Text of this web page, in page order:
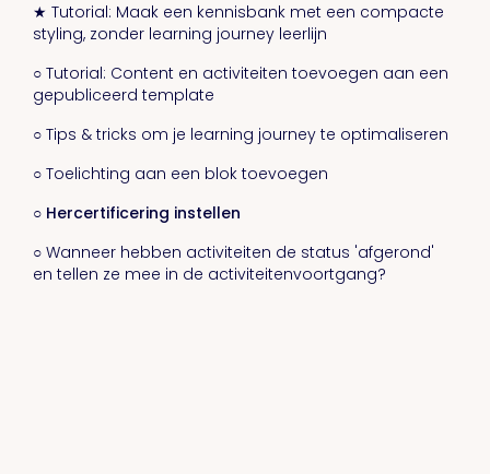
★ Tutorial: Maak een kennisbank met een compacte
styling, zonder learning journey leerlijn
○ Tutorial: Content en activiteiten toevoegen aan een
gepubliceerd template
○ Tips & tricks om je learning journey te optimaliseren
○ Toelichting aan een blok toevoegen
○ Hercertificering instellen
○ Wanneer hebben activiteiten de status 'afgerond'
en tellen ze mee in de activiteitenvoortgang?